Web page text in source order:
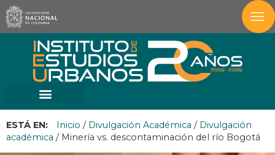
ESTÁ EN: Inicio / Divulgación Académica / Divulgación
académica / Minería vs. descontaminación del río Bogotá